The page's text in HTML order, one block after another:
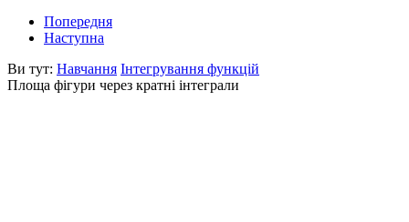
Попередня
Наступна
Ви тут: Навчання Інтегрування функцій
Площа фігури через кратні інтеграли